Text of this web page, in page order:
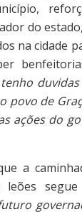
do
na cidade
tenho
povo de
ações do
a